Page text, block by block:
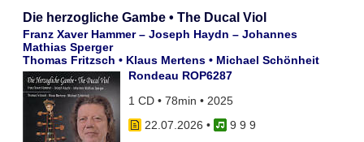
Die herzogliche Gambe • The Ducal Viol
Franz Xaver Hammer – Joseph Haydn – Johannes
Mathias Sperger
Thomas Fritzsch • Klaus Mertens • Michael Schönheit
Rondeau ROP6287
1 CD • 78min • 2025
22.07.2026 •
9 9 9